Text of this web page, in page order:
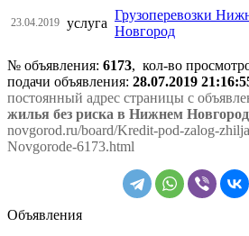
23.04.2019 услуга
Грузоперевозки
Новгород
№ объявления: 6173, кол-во
подачи объявления: 28.07.2019
постоянный адрес страницы с
жилья без риска в Нижнем
novgorod.ru/board/Kredit-pod-zalog-
Novgorode-6173.html
Объявления